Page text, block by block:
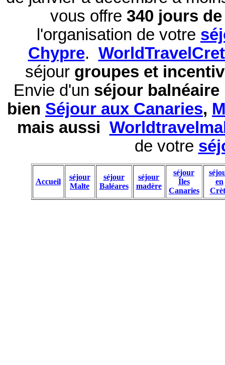
vous offre 340 jours
l'organisation de votre
Chypre.
séjour groupes et
Envie d'un séjour balnéaire
bien Séjour aux Canaries,
mais aussi
de votre
Accueil
séjour
Malte
séjour
Baléares
séjour
madère
séjour
Îles
Canaries
en